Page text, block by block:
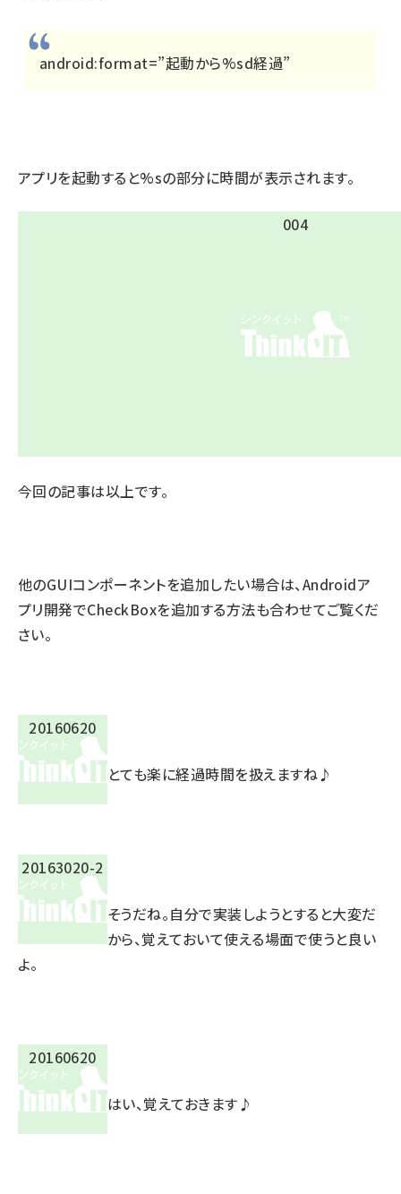
android:format=”起動から%sd経過”
アプリを起動すると%sの部分に時間が表示されます。
今回の記事は以上です。
他のGUIコンポーネントを追加したい場合は、Androidア
プリ開発でCheckBoxを追加する方法も合わせてご覧くだ
さい。
とても楽に経過時間を扱えますね♪
そうだね。自分で実装しようとすると大変だ
から、覚えておいて使える場面で使うと良い
よ。
はい、覚えておきます♪